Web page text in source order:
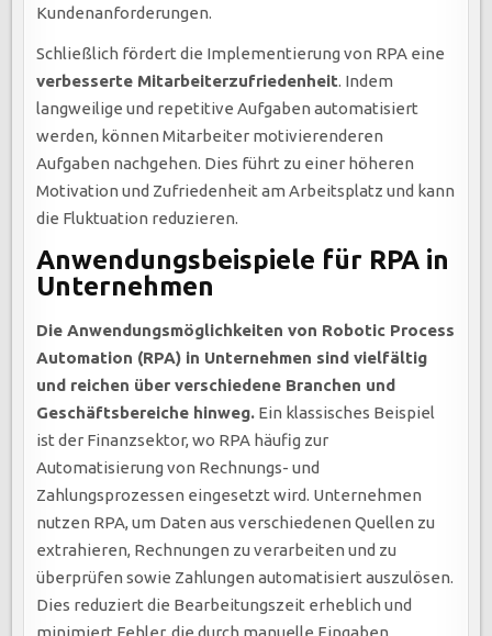
Kundenanforderungen.
Schließlich fördert die Implementierung von RPA eine
verbesserte Mitarbeiterzufriedenheit. Indem
langweilige und repetitive Aufgaben automatisiert
werden, können Mitarbeiter motivierenderen
Aufgaben nachgehen. Dies führt zu einer höheren
Motivation und Zufriedenheit am Arbeitsplatz und kann
die Fluktuation reduzieren.
Anwendungsbeispiele für RPA in
Unternehmen
Die Anwendungsmöglichkeiten von Robotic Process
Automation (RPA) in Unternehmen sind vielfältig
und reichen über verschiedene Branchen und
Geschäftsbereiche hinweg. Ein klassisches Beispiel
ist der Finanzsektor, wo RPA häufig zur
Automatisierung von Rechnungs- und
Zahlungsprozessen eingesetzt wird. Unternehmen
nutzen RPA, um Daten aus verschiedenen Quellen zu
extrahieren, Rechnungen zu verarbeiten und zu
überprüfen sowie Zahlungen automatisiert auszulösen.
Dies reduziert die Bearbeitungszeit erheblich und
minimiert Fehler, die durch manuelle Eingaben